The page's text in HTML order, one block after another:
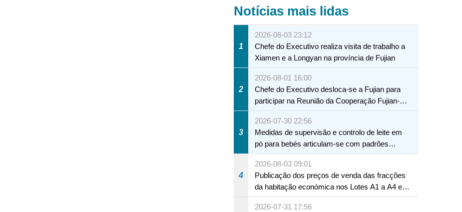
Notícias mais lidas
1
2026-08-03 23:12
Chefe do Executivo realiza visita de trabalho a
Xiamen e a Longyan na província de Fujian
2
2026-08-01 16:00
Chefe do Executivo desloca-se a Fujian para
participar na Reunião da Cooperação Fujian-
Macau
3
2026-07-30 22:56
Medidas de supervisão e controlo de leite em
pó para bebés articulam-se com padrões
internacionais Serviços interdepartamentais
envidam esforços para assegurar a saúde dos
bebés e crianças, assim como a segurança
alimentar
4
2026-08-03 09:01
Publicação dos preços de venda das fracções
da habitação económica nos Lotes A1 a A4 e
A12 da Zona A dos Novos Aterros
2026-07-31 17:56